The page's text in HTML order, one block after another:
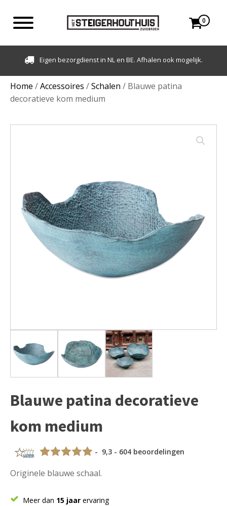
0
Eigen bezorgdienst in NL en BE. Afhalen ook mogelijk.
Home /Accessoires /Schalen / Blauwe patina
decoratieve kom medium
Blauwe patina decoratieve
kom medium
- 9,3 - 604 beoordelingen
Originele blauwe schaal.
Meer dan 15 jaar ervaring